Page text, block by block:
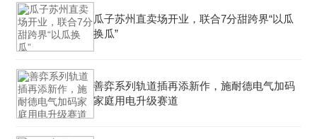
瓜子苏州直卖场开业，联合7分甜跨界“以瓜
换瓜”
善弈系列轨道插再添新作，施耐德电气加码
家庭用电升级赛道